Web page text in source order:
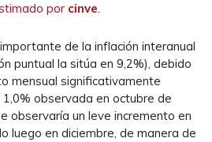
por cinve.
de la inflación interanual
puntual la sitúa en 9,2%), debido
mensual significativamente
observada en octubre de
observaría un leve incremento en
luego en diciembre, de manera de